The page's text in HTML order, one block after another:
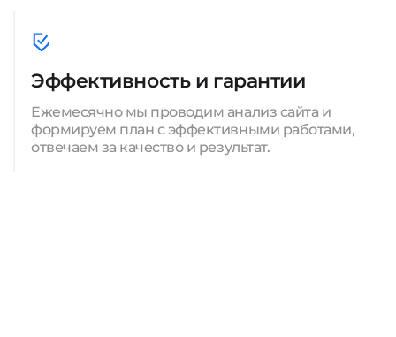
Эффективность и гарантии
Ежемесячно мы проводим анализ сайта и
формируем план с эффективными работами,
отвечаем за качество и результат.